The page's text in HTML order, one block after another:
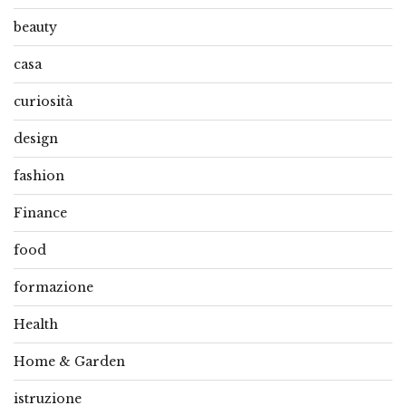
beauty
casa
curiosità
design
fashion
Finance
food
formazione
Health
Home & Garden
istruzione